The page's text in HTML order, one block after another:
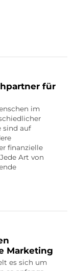
für
im
sind auf
finanzielle
Art von
Marketing
es sich um